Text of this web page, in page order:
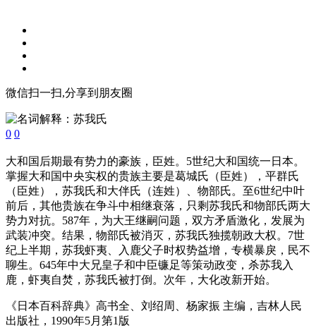
微信扫一扫,分享到朋友圈
0 0
大和国后期最有势力的豪族，臣姓。5世纪大和国统一日本。
掌握大和国中央实权的贵族主要是葛城氏（臣姓），平群氏
（臣姓），苏我氏和大伴氏（连姓）、物部氏。至6世纪中叶
前后，其他贵族在争斗中相继衰落，只剩苏我氏和物部氏两大
势力对抗。587年，为大王继嗣问题，双方矛盾激化，发展为
武装冲突。结果，物部氏被消灭，苏我氏独揽朝政大权。7世
纪上半期，苏我虾夷、入鹿父子时权势益增，专横暴戾，民不
聊生。645年中大兄皇子和中臣镰足等策动政变，杀苏我入
鹿，虾夷自焚，苏我氏被打倒。次年，大化改新开始。
《日本百科辞典》高书全、刘绍周、杨家振 主编，吉林人民
出版社，1990年5月第1版